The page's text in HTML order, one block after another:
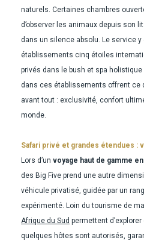
naturels. Certaines chambres
d’observer les animaux depuis son
dans un silence absolu. Le service
établissements cinq étoiles
privés dans le bush et spa
dans ces établissements offrent ce
avant tout : exclusivité, confort
monde.
Safari privé et grandes étendues :
Lors d’un voyage haut de gamme
des Big Five prend une autre
véhicule privatisé, guidée par un
expérimenté. Loin du tourisme de
Afrique du Sud permettent
quelques hôtes sont autorisés,